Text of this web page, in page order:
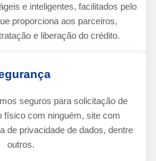
e inteligentes, facilitados pelo
proporciona aos parceiros,
e liberação do crédito.
seguros para solicitação de
físico com ninguém, site com
de privacidade de dados, dentre
outros.